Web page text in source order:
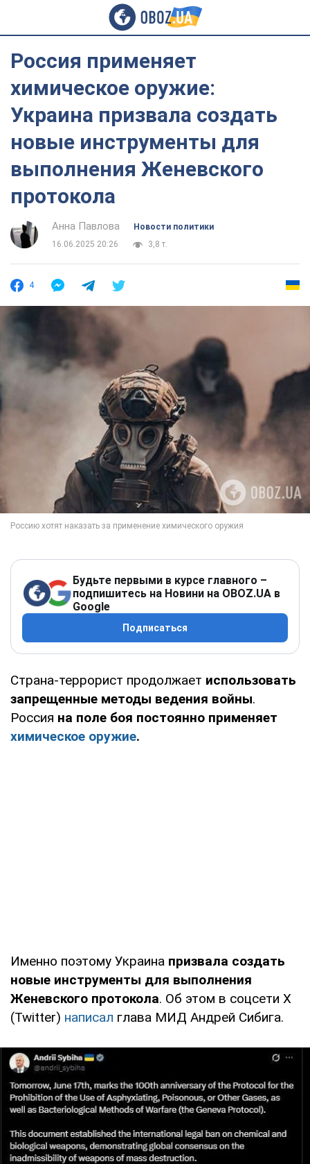
Россия применяет
химическое оружие:
Украина призвала создать
новые инструменты для
выполнения Женевского
протокола
Анна Павлова
Новости политики
16.06.2025 20:26
3,8 т.
4
Будьте первыми в курсе главного –
подпишитесь на Новини на OBOZ.UA в
Google
Подписаться
Страна-террорист продолжает использовать
запрещенные методы ведения войны.
Россия на поле боя постоянно применяет
химическое оружие.
Именно поэтому Украина призвала создать
новые инструменты для выполнения
Женевского протокола. Об этом в соцсети Х
(Twitter) написал глава МИД Андрей Сибига.